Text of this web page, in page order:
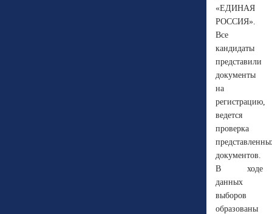
«ЕДИНАЯ
РОССИЯ».
Все
кандидаты
представили
документы
на
регистрацию,
ведется
проверка
документов.
В ходе
данных
выборов
образованы